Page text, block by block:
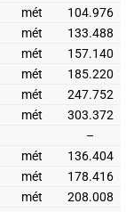
mét
104.976
mét
133.488
mét
157.140
mét
185.220
mét
247.752
mét
303.372
–
mét
136.404
mét
178.416
mét
208.008